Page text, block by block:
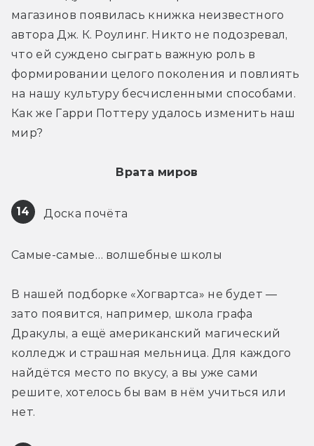
магазинов появилась книжка неизвестного
автора Дж. К. Роулинг. Никто не подозревал,
что ей суждено сыграть важную роль в
формировании целого поколения и повлиять
на нашу культуру бесчисленными способами.
Как же Гарри Поттеру удалось изменить наш
мир?
Врата миров
14 Доска почёта
Самые-самые… волшебные школы
В нашей подборке «Хогвартса» не будет —
зато появится, например, школа графа
Дракулы, а ещё американский магический
колледж и страшная мельница. Для каждого
найдётся место по вкусу, а вы уже сами
решите, хотелось бы вам в нём учиться или
нет.